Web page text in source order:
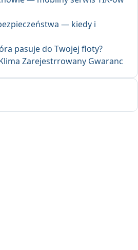
— kiedy i
pasuje do Twojej floty?
Zarejestrrowany Gwaranc